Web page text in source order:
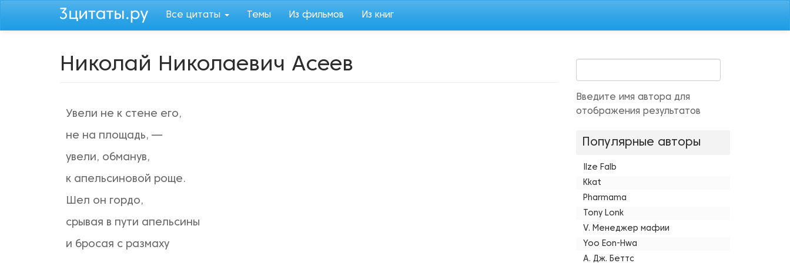
Все цитаты Темы Из фильмов Из книг
Николай Николаевич Асеев
Увели не к стене его,
не на площадь, —
увели, обманув,
к апельсиновой роще.
Шел он гордо,
срывая в пути апельсины
и бросая с размаху
Введите имя автора для
отображения результатов
Популярные авторы
Ilze Falb
Kkat
Pharmama
Tony Lonk
V. Менеджер мафии
Yoo Eon-Hwa
А. Дж. Беттс